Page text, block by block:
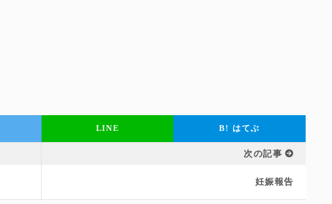
LINE B! はてぶ
次の記事
妊娠報告